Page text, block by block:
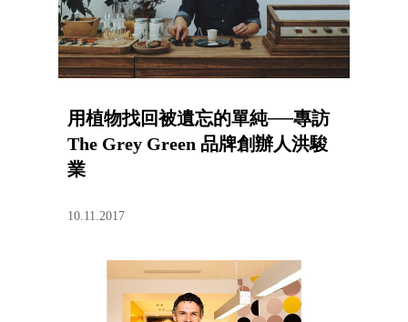
用植物找回被遺忘的單純──專訪
The Grey Green 品牌創辦人洪駿
業
10.11.2017